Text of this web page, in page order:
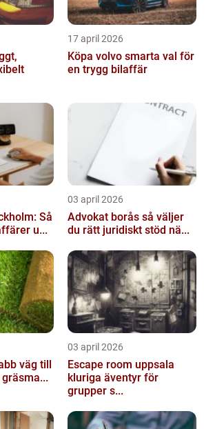
17 april 2026
Köpa volvo smarta val för
en trygg bilaffär
Så
u...
03 april 2026
Advokat borås så väljer
du rätt juridiskt stöd nä...
väg till
03 april 2026
Escape room uppsala
kluriga äventyr för
grupper s...